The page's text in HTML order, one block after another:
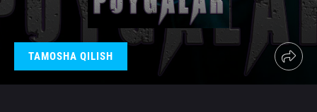
TAMOSHA QILISH